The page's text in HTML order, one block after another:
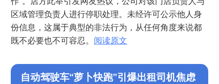
区域管理负责人进行停职处理。未经许可公示他人身
份信息，这属于典型的非法行为，从任何角度来说都
既不必要也不可容忍。 阅读原文
自动驾驶车“萝卜快跑”引爆出租司机焦虑